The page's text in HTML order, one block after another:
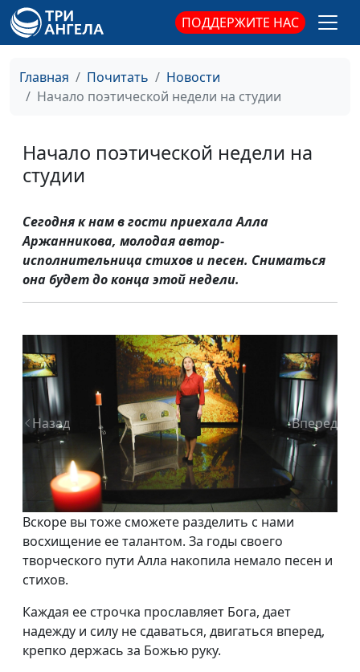
ПОДДЕРЖИТЕ НАС
Главная Почитать
Новости
Начало поэтической недели на студии
Начало поэтической недели на
студии
Сегодня к нам в гости приехала Алла
Аржанникова, молодая автор-
исполнительница стихов и песен. Сниматься
она будет до конца этой недели.
Назад Вперед
Вскоре вы тоже сможете разделить с нами
восхищение ее талантом. За годы своего
творческого пути Алла накопила немало песен и
стихов.
Каждая ее строчка прославляет Бога, дает
надежду и силу не сдаваться, двигаться вперед,
крепко держась за Божью руку.